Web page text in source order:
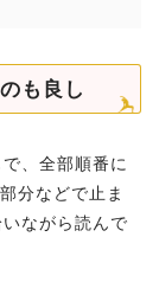
も良し
、全部順番に
分などで止ま
ながら読んで